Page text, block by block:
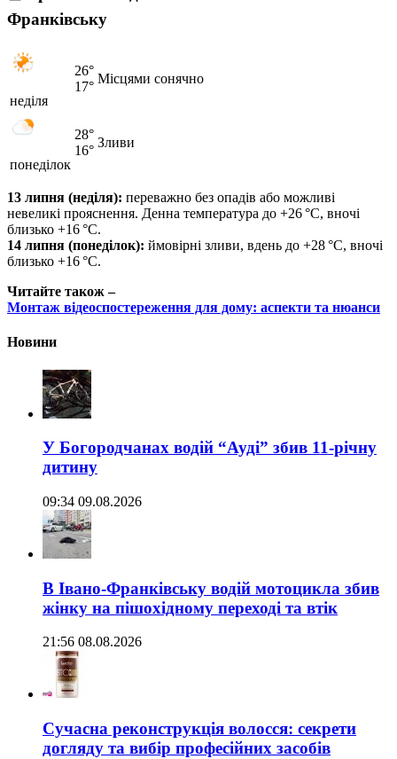
Франківську
неділя
26°
17°
Місцями сонячно
понеділок
28°
16°
Зливи
13 липня (неділя): переважно без опадів або можливі
невеликі прояснення. Денна температура до +26 °C, вночі
близько +16 °C.
14 липня (понеділок): ймовірні зливи, вдень до +28 °C, вночі
близько +16 °C.
Читайте також –
Монтаж відеоспостереження для дому: аспекти та нюанси
Новини
У Богородчанах водій “Ауді” збив 11-річну
дитину
09:34 09.08.2026
В Івано-Франківську водій мотоцикла збив
жінку на пішохідному переході та втік
21:56 08.08.2026
Сучасна реконструкція волосся: секрети
догляду та вибір професійних засобів